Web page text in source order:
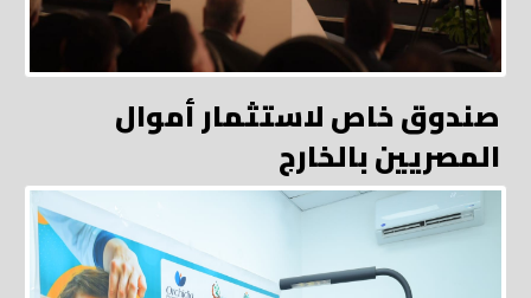
صندوق خاص لاستثمار أموال
المصريين بالخارج